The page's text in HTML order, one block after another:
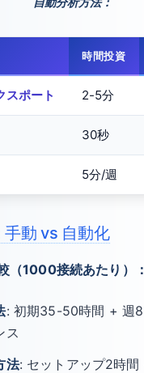
時間投資
スポート 2-5分
30秒
5分/週
手動 vs 自動化
（1000接続あたり）：
: 初期35-50時間 + 週
ス
法: セットアップ2時